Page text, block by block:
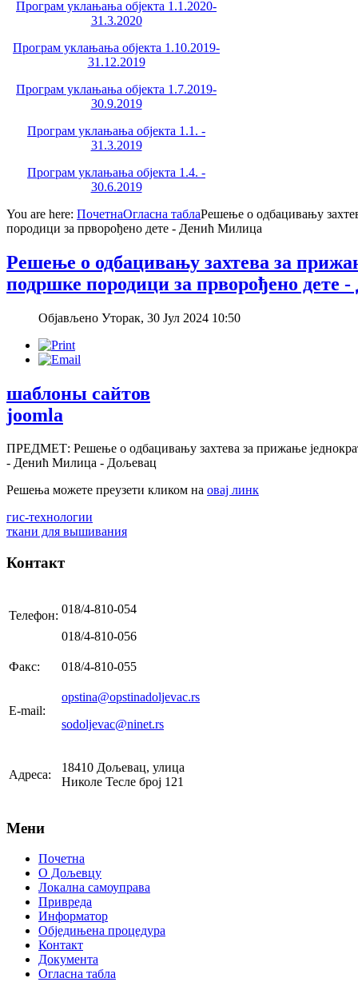
Програм уклањања објекта 1.1.2020-
31.3.2020
Програм уклањања објекта 1.10.2019-
31.12.2019
Програм уклањања објекта 1.7.2019-
30.9.2019
Програм уклањања објекта 1.1. -
31.3.2019
Програм уклањања објекта 1.4. -
30.6.2019
You are here: ПочетнаОгласна таблаРешење о одбацивању
породици за прворођено дете - Денић Милица
Решење о одбацивању захтева за
подршке породици за прворођено дете
Објављено Уторак, 30 Јул 2024 10:50
шаблоны сайтов
joomla
ПРЕДМЕТ: Решење о одбацивању захтева за прижање
- Денић Милица - Дољевац
Решења можете преузети кликом на овај линк
гис-технологии
ткани для вышивания
Контакт
Телефон: 018/4-810-054
018/4-810-056
Факс: 018/4-810-055
E-mail:
opstina@opstinadoljevac.rs
sodoljevac@ninet.rs
Адреса:
18410 Дољевац, улица
Николе Тесле број 121
Мени
Почетна
О Дољевцу
Локална самоуправа
Привреда
Информатор
Обједињена процедура
Контакт
Документа
Огласна табла